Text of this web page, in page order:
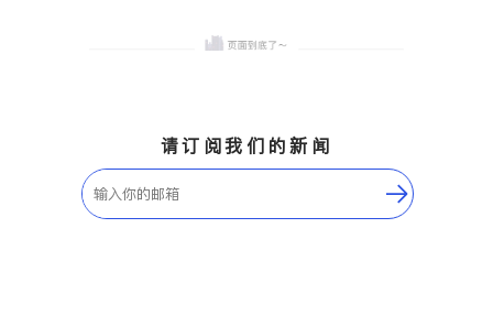
请订阅我们的新闻